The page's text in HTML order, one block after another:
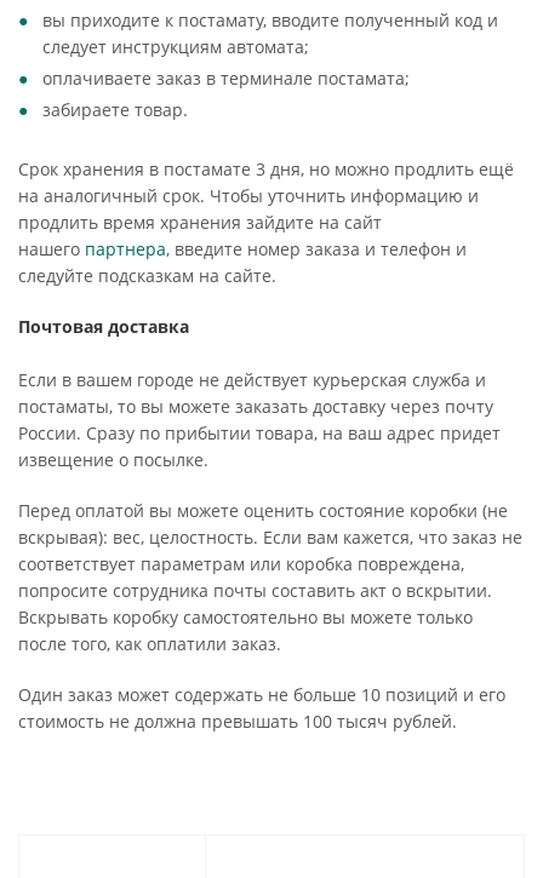
вы приходите к постамату, вводите полученный код и
следует инструкциям автомата;
оплачиваете заказ в терминале постамата;
забираете товар.
Срок хранения в постамате 3 дня, но можно продлить ещё
на аналогичный срок. Чтобы уточнить информацию и
продлить время хранения зайдите на сайт
нашего партнера, введите номер заказа и телефон и
следуйте подсказкам на сайте.
Почтовая доставка
Если в вашем городе не действует курьерская служба и
постаматы, то вы можете заказать доставку через почту
России. Сразу по прибытии товара, на ваш адрес придет
извещение о посылке.
Перед оплатой вы можете оценить состояние коробки (не
вскрывая): вес, целостность. Если вам кажется, что заказ не
соответствует параметрам или коробка повреждена,
попросите сотрудника почты составить акт о вскрытии.
Вскрывать коробку самостоятельно вы можете только
после того, как оплатили заказ.
Один заказ может содержать не больше 10 позиций и его
стоимость не должна превышать 100 тысяч рублей.